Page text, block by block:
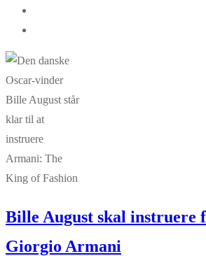
Bille August skal instruere
Giorgio Armani